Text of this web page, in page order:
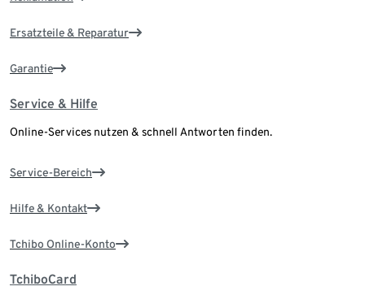
Ersatzteile & Reparatur
Garantie
Service & Hilfe
Online-Services nutzen & schnell Antworten finden.
Service-Bereich
Hilfe & Kontakt
Tchibo Online-Konto
TchiboCard